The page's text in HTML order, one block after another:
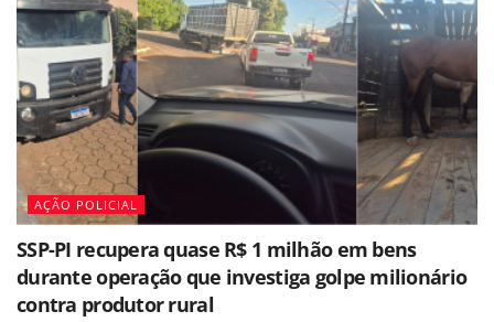
AÇÃO POLICIAL
SSP-PI recupera quase R$ 1 milhão em bens
durante operação que investiga golpe milionário
contra produtor rural